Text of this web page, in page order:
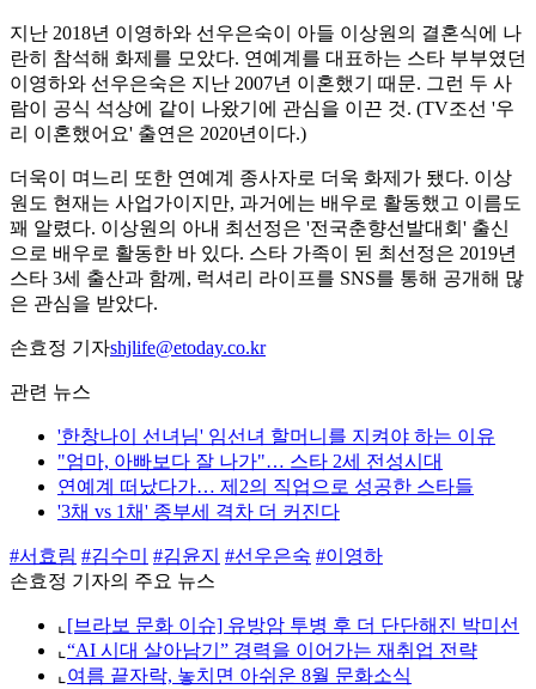
지난 2018년 이영하와 선우은숙이 아들 이상원의 결혼식에 나
란히 참석해 화제를 모았다. 연예계를 대표하는 스타 부부였던
이영하와 선우은숙은 지난 2007년 이혼했기 때문. 그런 두 사
람이 공식 석상에 같이 나왔기에 관심을 이끈 것. (TV조선 '우
리 이혼했어요' 출연은 2020년이다.)
더욱이 며느리 또한 연예계 종사자로 더욱 화제가 됐다. 이상
원도 현재는 사업가이지만, 과거에는 배우로 활동했고 이름도
꽤 알렸다. 이상원의 아내 최선정은 '전국춘향선발대회' 출신
으로 배우로 활동한 바 있다. 스타 가족이 된 최선정은 2019년
스타 3세 출산과 함께, 럭셔리 라이프를 SNS를 통해 공개해 많
은 관심을 받았다.
손효정 기자shjlife@etoday.co.kr
관련 뉴스
'한창나이 선녀님' 임선녀 할머니를 지켜야 하는 이유
"엄마, 아빠보다 잘 나가"… 스타 2세 전성시대
연예계 떠났다가… 제2의 직업으로 성공한 스타들
'3채 vs 1채' 종부세 격차 더 커진다
#서효림 #김수미 #김윤지 #선우은숙 #이영하
손효정 기자의 주요 뉴스
⌞ [브라보 문화 이슈] 유방암 투병 후 더 단단해진 박미선
⌞ “AI 시대 살아남기” 경력을 이어가는 재취업 전략
⌞ 여름 끝자락, 놓치면 아쉬운 8월 문화소식